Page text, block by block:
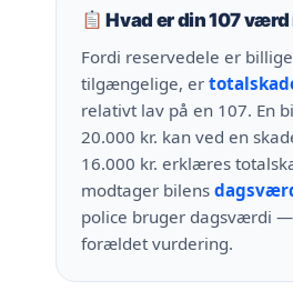
Hvad er din 107 værd
Fordi reservedele er
tilgængelige, er
relativt lav på en 107. En
20.000 kr. kan ved en
16.000 kr. erklæres
modtager bilens
police bruger dagsværdi
forældet vurdering.